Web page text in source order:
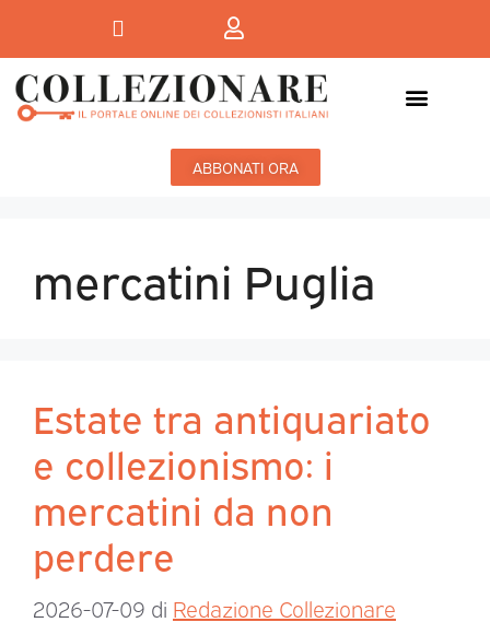
ABBONATI ORA
mercatini Puglia
Estate tra antiquariato
e collezionismo: i
mercatini da non
perdere
2026-07-09 di Redazione Collezionare